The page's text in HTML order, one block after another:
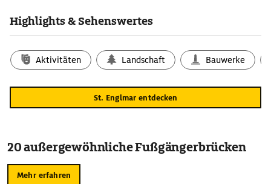
Reliquien in einem gläsernen Schrein. Und die Legenden-Tafeln
Highlights & Sehenswertes
Aktivitäten Landschaft Bauwerke
St. Englmar entdecken
20 außergewöhnliche Fußgängerbrücken
Mehr erfahren